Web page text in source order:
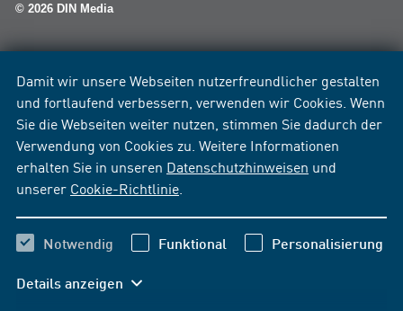
Damit wir unsere Webseiten nutzerfreundlicher gestalten
und fortlaufend verbessern, verwenden wir Cookies. Wenn
Sie die Webseiten weiter nutzen, stimmen Sie dadurch der
Verwendung von Cookies zu. Weitere Informationen
erhalten Sie in unseren Datenschutzhinweisen und
unserer Cookie-Richtlinie
Notwendig Funktional Personalisierung
Details anzeigen
© 2026 DIN Media